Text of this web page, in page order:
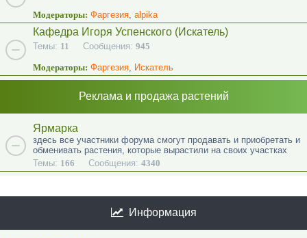
Модераторы: Фаргезия, alpika
Кафедра Игоря Успенского (Искатель)
Темы: 11 Сообщения: 945
Модераторы: Фаргезия, Искатель
Реклама и продажа растений
Ярмарка
здесь все участники форума смогут продавать и приобретать и
обменивать растения, которые вырастили на своих участках
Темы: 166 Сообщения: 4340
Информация